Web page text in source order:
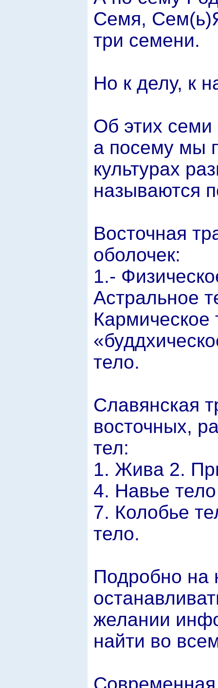
Семя,
три семени.
Но к делу, к
Об этих семи
а посему мы
культурах
называются
Восточная
оболочек:
1.-
Астральное
Кармическое
тело.
Славянская
восточных,
тел:
1. Жива 2.
4. Навье
7. Колобье
тело.
Подробно на
желании
найти во
Современная